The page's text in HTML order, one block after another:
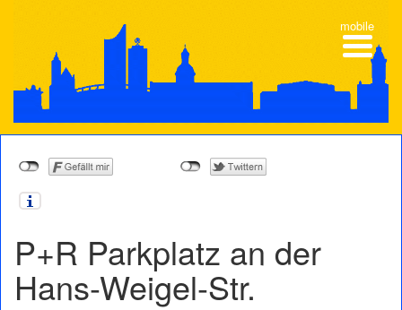
P+R Parkplatz an der
Hans-Weigel-Str.
mobile